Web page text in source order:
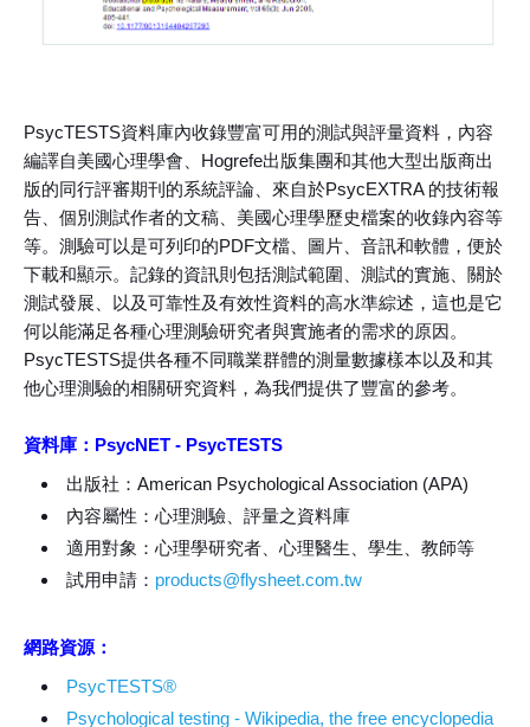
PsycTESTS資料庫內收錄豐富可用的測試與評量資料，內容
編譯自美國心理學會、Hogrefe出版集團和其他大型出版商出
版的同行評審期刊的系統評論、來自於PsycEXTRA 的技術報
告、個別測試作者的文稿、美國心理學歷史檔案的收錄內容等
等。測驗可以是可列印的PDF文檔、圖片、音訊和軟體，便於
下載和顯示。記錄的資訊則包括測試範圍、測試的實施、關於
測試發展、以及可靠性及有效性資料的高水準綜述，這也是它
何以能滿足各種心理測驗研究者與實施者的需求的原因。
PsycTESTS提供各種不同職業群體的測量數據樣本以及和其
他心理測驗的相關研究資料，為我們提供了豐富的參考。
資料庫：PsycNET - PsycTESTS
出版社：American Psychological Association (APA)
內容屬性：心理測驗、評量之資料庫
適用對象：心理學研究者、心理醫生、學生、教師等
試用申請： products@flysheet.com.tw
網路資源：
PsycTESTS®
Psychological testing - Wikipedia, the free encyclopedia